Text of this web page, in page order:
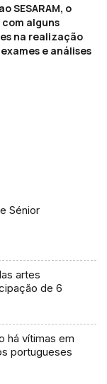
SESARAM, o
alguns
na realização
e análises
Sénior
artes
de 6
há vítimas em
portugueses